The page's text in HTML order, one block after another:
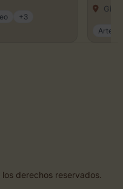
+3
Arte
derechos reservados.